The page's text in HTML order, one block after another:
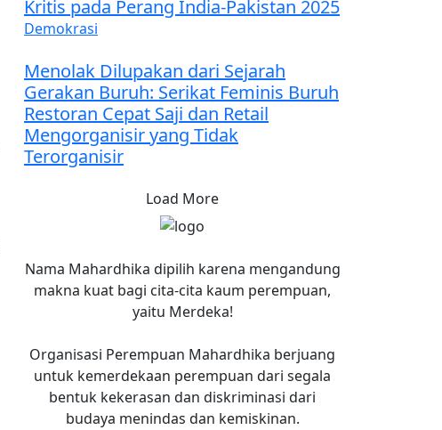
Kritis pada Perang India-Pakistan 2025
Demokrasi
Menolak Dilupakan dari Sejarah
Gerakan Buruh: Serikat Feminis Buruh
Restoran Cepat Saji dan Retail
Mengorganisir yang Tidak
Terorganisir
Load More
Nama Mahardhika dipilih karena mengandung
makna kuat bagi cita-cita kaum perempuan,
yaitu Merdeka!
Organisasi Perempuan Mahardhika berjuang
untuk kemerdekaan perempuan dari segala
bentuk kekerasan dan diskriminasi dari
budaya menindas dan kemiskinan.